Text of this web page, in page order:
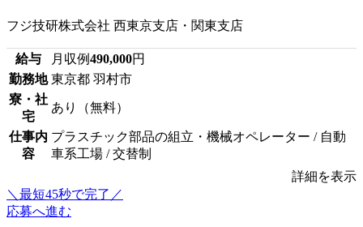
フジ技研株式会社 西東京支店・関東支店
給与 月収例490,000円
勤務地 東京都 羽村市
寮・社
宅
あり（無料）
仕事内
容
プラスチック部品の組立・機械オペレーター / 自動
車系工場 / 交替制
詳細を表示
＼最短45秒で完了／
応募へ進む